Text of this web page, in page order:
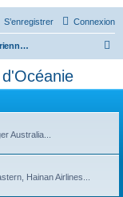
Connexion
S’enregistrer
Compagnies aériennes d'Asie et d'Océanie
Australia...
Hainan Airlines...